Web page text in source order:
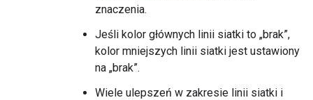
znaczenia.
Jeśli kolor głównych linii siatki to „brak”,
kolor mniejszych linii siatki jest ustawiony
na „brak”.
Wiele ulepszeń w zakresie linii siatki i